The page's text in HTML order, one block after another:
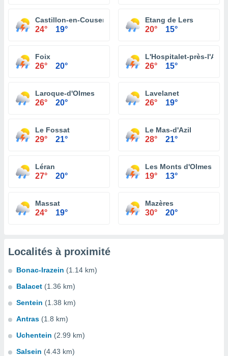
Castillon-en-Couserans
24° 19°
Etang de Lers
20° 15°
Foix
26° 20°
L'Hospitalet-près-
26° 15°
Laroque-d'Olmes
26° 20°
Lavelanet
26° 19°
Le Fossat
29° 21°
Le Mas-d'Azil
28° 21°
Léran
27° 20°
Les Monts d'Olmes
19° 13°
Massat
24° 19°
Mazères
30° 20°
Localités à proximité
Bonac-Irazein (1.14 km)
Balacet (1.36 km)
Sentein (1.38 km)
Antras (1.8 km)
Uchentein (2.99 km)
Salsein (4.43 km)